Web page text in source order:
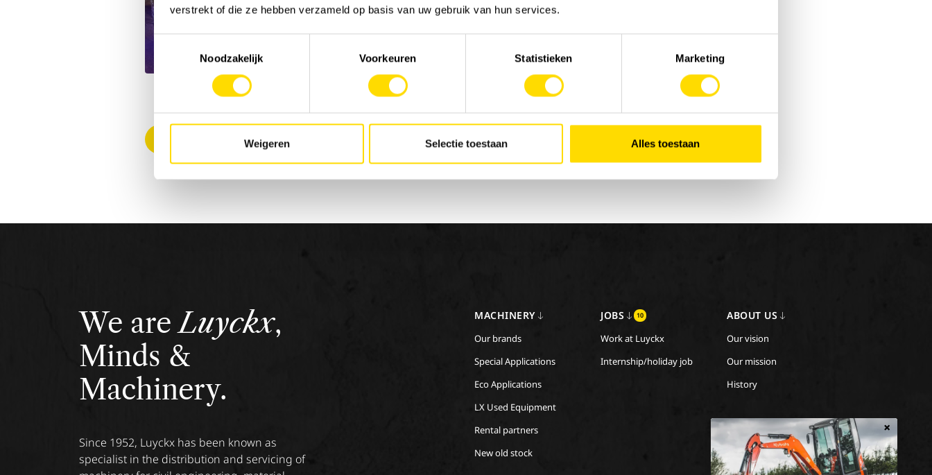
verstrekt of die ze hebben verzameld op basis van uw gebruik van hun services.
Noodzakelijk
Voorkeuren Statistieken Marketing
Weigeren Selectie toestaan Alles toestaan
Back to overview
×
We areLuyckx,
Minds &
Machinery.
Since 1952, Luyckx has been known as
specialist in the distribution and servicing of
MACHINERY
Our brands
Special Applications
Eco Applications
LX Used Equipment
Rental partners
New old stock
JOBS 10
Work at Luyckx
Internship/holiday job
ABOUT US
Our vision
Our mission
History